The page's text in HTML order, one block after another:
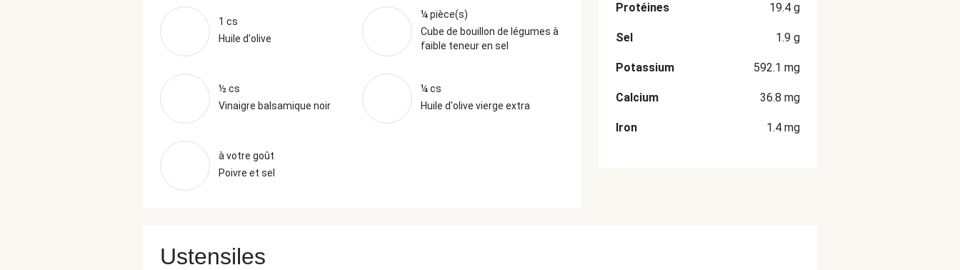
1 cs
Huile d'olive
¼ pièce(s)
Cube de bouillon de légumes à
faible teneur en sel
½ cs
Vinaigre balsamique noir
¼ cs
Huile d'olive vierge extra
à votre goût
Poivre et sel
Protéines 19.4 g
Sel 1.9 g
Potassium 592.1 mg
Calcium 36.8 mg
Iron 1.4 mg
Ustensiles